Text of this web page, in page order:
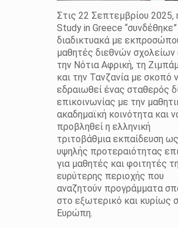
Στις 22 Σεπτεμβρίου 2025,
Study in Greece “συνδέθηκε”
διαδικτυακά με
μαθητές διεθνών σχολείων
την Νότια Αφρική, τη
και την Τανζανία με σκοπό
εδραιωθεί ένας σταθερός
επικοινωνίας με την
ακαδημαϊκή κοινότητα και
προβληθεί η ελληνική
τριτοβάθμια εκπαίδευση
υψηλής προτεραιότητας
για μαθητές και φοιτητές
ευρύτερης περιοχής που
αναζητούν προγράμματα
στο εξωτερικό και κυρίως
Ευρώπη.